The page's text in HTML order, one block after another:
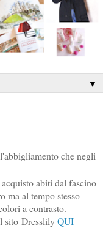
▼
che negli
abiti dal fascino
ma al tempo stesso
a contrasto.
sito DresslilyQUI